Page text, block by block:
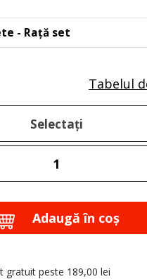
- Rață set
Selectați
Tabelul
Adaugă în coş
gratuit peste 189,00 lei